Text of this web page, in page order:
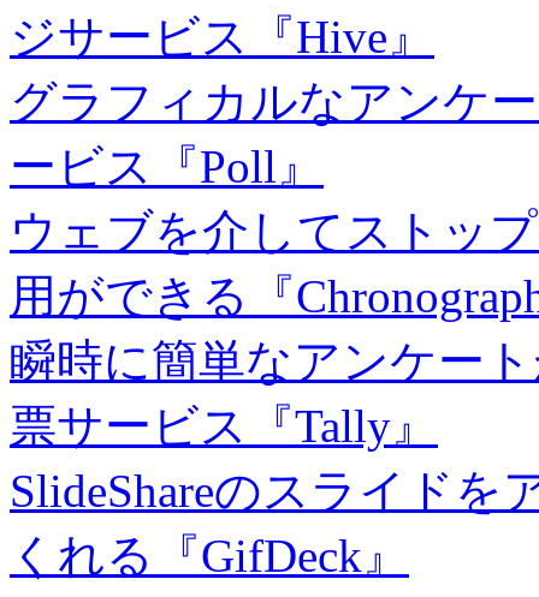
ジサービス『Hive』
グラフィカルなアンケ
ービス『Poll』
ウェブを介してストッ
用ができる『
瞬時に簡単なアンケー
票サービス『Tally』
SlideShareのスライド
くれる『GifDeck』